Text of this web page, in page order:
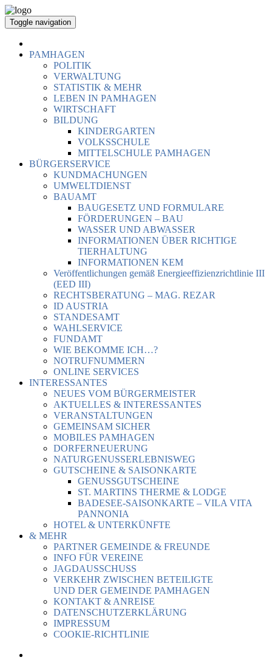
Toggle navigation
PAMHAGEN
POLITIK
VERWALTUNG
STATISTIK & MEHR
LEBEN IN PAMHAGEN
WIRTSCHAFT
BILDUNG
KINDERGARTEN
VOLKSSCHULE
MITTELSCHULE PAMHAGEN
BÜRGERSERVICE
KUNDMACHUNGEN
UMWELTDIENST
BAUAMT
BAUGESETZ UND FORMULARE
FÖRDERUNGEN – BAU
WASSER UND ABWASSER
INFORMATIONEN ÜBER RICHTIGE
TIERHALTUNG
INFORMATIONEN KEM
Veröffentlichungen gemäß Energieeffizienzrichtlinie III
(EED III)
RECHTSBERATUNG – MAG. REZAR
ID AUSTRIA
STANDESAMT
WAHLSERVICE
FUNDAMT
WIE BEKOMME ICH…?
NOTRUFNUMMERN
ONLINE SERVICES
INTERESSANTES
NEUES VOM BÜRGERMEISTER
AKTUELLES & INTERESSANTES
VERANSTALTUNGEN
GEMEINSAM SICHER
MOBILES PAMHAGEN
DORFERNEUERUNG
NATURGENUSSERLEBNISWEG
GUTSCHEINE & SAISONKARTE
GENUSSGUTSCHEINE
ST. MARTINS THERME & LODGE
BADESEE-SAISONKARTE – VILA VITA
PANNONIA
HOTEL & UNTERKÜNFTE
& MEHR
PARTNER GEMEINDE & FREUNDE
INFO FÜR VEREINE
JAGDAUSSCHUSS
VERKEHR ZWISCHEN BETEILIGTE
UND DER GEMEINDE PAMHAGEN
KONTAKT & ANREISE
DATENSCHUTZERKLÄRUNG
IMPRESSUM
COOKIE-RICHTLINIE